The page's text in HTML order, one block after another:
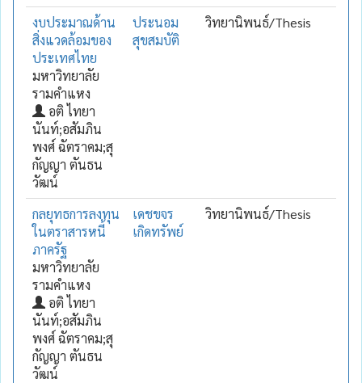
งบประมาณด้าน
สิ่งแวดล้อมของ
ประเทศไทย
มหาวิทยาลัย
รามคำแหง
อติ ไทยา
นันท์;อสัมภิน
พงศ์ ฉัตราคม;สุ
กัญญา ตันธน
วัฒน์
ประนอม
สุขสมบัติ
วิทยานิพนธ์/Thesis
กลยุทธการลงทุน
ในตราสารหนี้
ภาครัฐ
มหาวิทยาลัย
รามคำแหง
อติ ไทยา
นันท์;อสัมภิน
พงศ์ ฉัตราคม;สุ
กัญญา ตันธน
วัฒน์
เดชขจร
เกิดทรัพย์
วิทยานิพนธ์/Thesis